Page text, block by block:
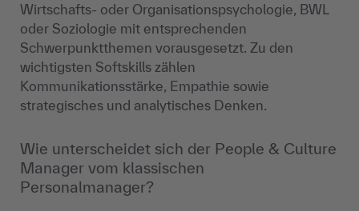
Wirtschafts- oder Organisationspsychologie, BWL
oder Soziologie mit entsprechenden
Schwerpunktthemen vorausgesetzt. Zu den
wichtigsten Softskills zählen
Kommunikationsstärke, Empathie sowie
strategisches und analytisches Denken.
Wie unterscheidet sich der People & Culture
Manager vom klassischen
Personalmanager?